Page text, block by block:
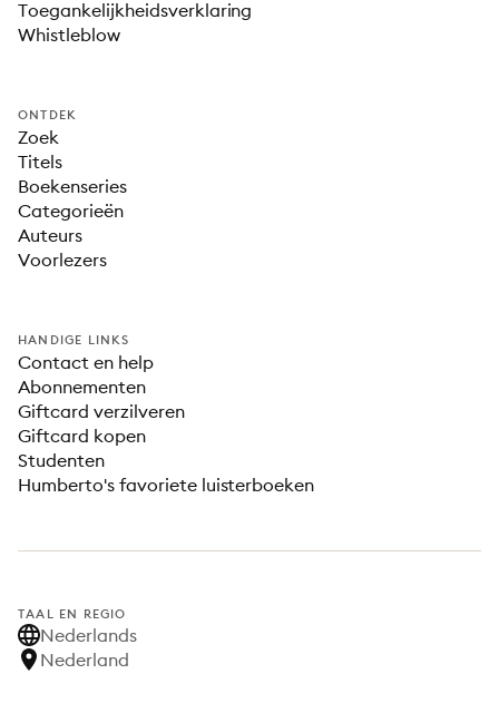
Toegankelijkheidsverklaring
Whistleblow
ONTDEK
Zoek
Titels
Boekenseries
Categorieën
Auteurs
Voorlezers
HANDIGE LINKS
Contact en help
Abonnementen
Giftcard verzilveren
Giftcard kopen
Studenten
Humberto's favoriete luisterboeken
TAAL EN REGIO
Nederlands
Nederland